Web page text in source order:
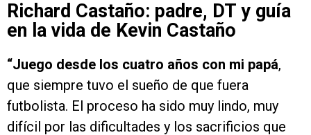
Richard Castaño: padre, DT y guía
en la vida de Kevin Castaño
“Juego desde los cuatro años con mi papá,
que siempre tuvo el sueño de que fuera
futbolista. El proceso ha sido muy lindo, muy
difícil por las dificultades y los sacrificios que